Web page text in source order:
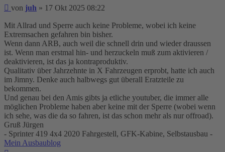
Beitrag
von juh » 17 Okt 2025 08:22
Mit Allrad und Sperre auch keine Probleme, wobei ich keine
Extremsachen gefahren bin bisher.
Wenn dann ARB, auch weil die schnell drin und wieder draussen
ist. Wenn man erstmal hin- und herzuckeln muß zum aktivieren /
deaktivieren, ist das ja kontraproduktiv.
Qualitativ über Jahrzehnte in X Fahrzeugen erprobt, hatte ich auch
im Jimny. Denke auch halbwegs gut überall Eratzteile zu
bekommen.
Und genau bei den Amis gibts ja etliche youtuber, die immer alle
möglichen Probleme haben aber keine mit der Sperre (wobei wenn
ich sehe, was die da so fahren, ist das schon mehr als nur offroad).
Gruß Jürgen
- Sprinter 419 4x4 2020 Fahrgestell, GFK-Kabine, Selbstausbau -
Mein Ausbaublog